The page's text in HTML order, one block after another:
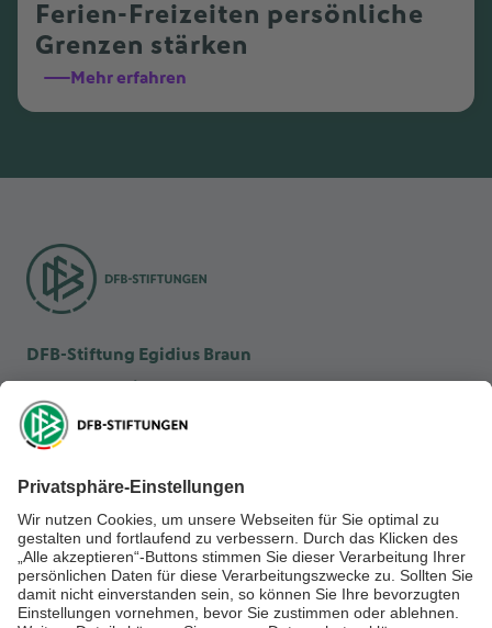
Ferien-Freizeiten persönliche
Grenzen stärken
Mehr erfahren
DFB-Stiftung Egidius Braun
DFB-Stiftung Sepp Herberger
NEWSLETTER ABONNIEREN